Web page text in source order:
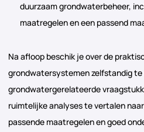
duurzaam grondwaterbeheer,
maatregelen en een passend
Na afloop beschik je over de
grondwatersystemen zelfstandig te
grondwatergerelateerde
ruimtelijke analyses te vertalen
passende maatregelen en goed